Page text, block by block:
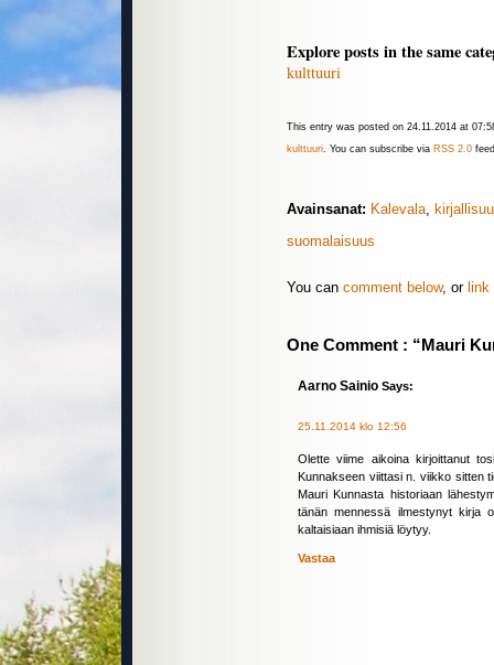
Explore posts in the same
kulttuuri
This entry was posted on 24.11.2014 at
kulttuuri . You can subscribe via RSS 2.0
Avainsanat: Kalevala
suomalaisuus
You can comment below, or link
One Comment : “Mauri
Aarno Sainio Says:
25.11.2014 klo 12:56
Olette viime aikoina kirjoittanut
Kunnakseen viittasi n. viikko sitten
Mauri Kunnasta historiaan
tänän mennessä ilmestynyt kirja
kaltaisiaan ihmisiä löytyy.
Vastaa